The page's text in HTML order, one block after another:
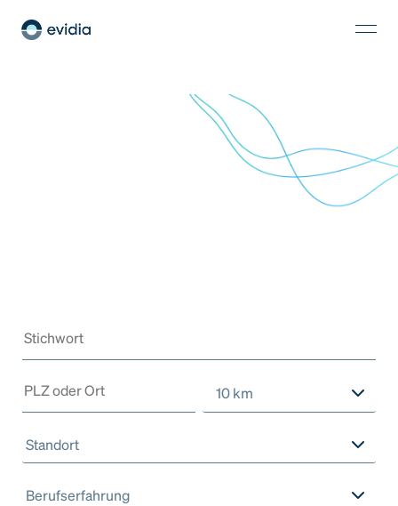
10 km
Standort
Berufserfahrung